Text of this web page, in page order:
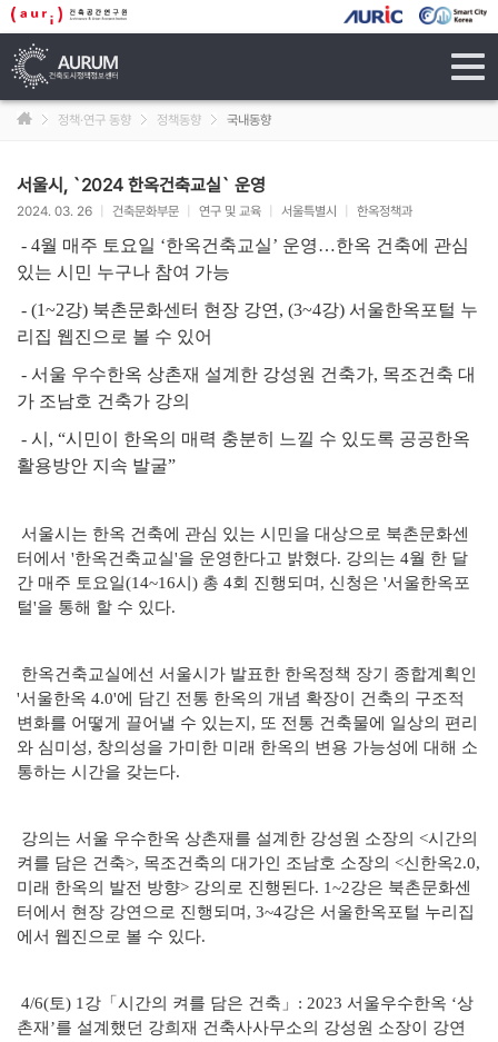
정책·연구 동향 정책동향 국내동향
서울시, `2024 한옥건축교실` 운영
2024. 03. 26 건축문화부문 연구 및 교육 서울특별시 한옥정책과
- 4월 매주 토요일 ‘한옥건축교실’ 운영…한옥 건축에 관심
있는 시민 누구나 참여 가능
- (1~2강) 북촌문화센터 현장 강연, (3~4강) 서울한옥포털 누
리집 웹진으로 볼 수 있어
- 서울 우수한옥 상촌재 설계한 강성원 건축가, 목조건축 대
가 조남호 건축가 강의
- 시, “시민이 한옥의 매력 충분히 느낄 수 있도록 공공한옥
활용방안 지속 발굴”
서울시는 한옥 건축에 관심 있는 시민을 대상으로 북촌문화센
터에서 '한옥건축교실'을 운영한다고 밝혔다. 강의는 4월 한 달
간 매주 토요일(14~16시) 총 4회 진행되며, 신청은 '서울한옥포
털'을 통해 할 수 있다.
한옥건축교실에선 서울시가 발표한 한옥정책 장기 종합계획인
'서울한옥 4.0'에 담긴 전통 한옥의 개념 확장이 건축의 구조적
변화를 어떻게 끌어낼 수 있는지, 또 전통 건축물에 일상의 편리
와 심미성, 창의성을 가미한 미래 한옥의 변용 가능성에 대해 소
통하는 시간을 갖는다.
강의는 서울 우수한옥 상촌재를 설계한 강성원 소장의 <시간의
켜를 담은 건축>, 목조건축의 대가인 조남호 소장의 <신한옥2.0,
미래 한옥의 발전 방향> 강의로 진행된다. 1~2강은 북촌문화센
터에서 현장 강연으로 진행되며, 3~4강은 서울한옥포털 누리집
에서 웹진으로 볼 수 있다.
4/6(토) 1강「시간의 켜를 담은 건축」: 2023 서울우수한옥 ‘상
촌재’를 설계했던 강희재 건축사사무소의 강성원 소장이 강연